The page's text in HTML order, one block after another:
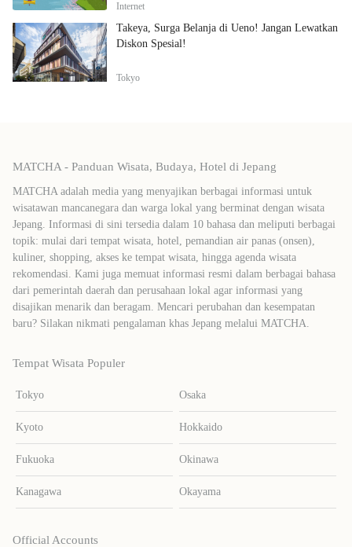
Internet
Takeya, Surga Belanja di Ueno! Jangan Lewatkan
Diskon Spesial!
Tokyo
MATCHA - Panduan Wisata, Budaya, Hotel di Jepang
MATCHA adalah media yang menyajikan berbagai informasi untuk
wisatawan mancanegara dan warga lokal yang berminat dengan wisata
Jepang. Informasi di sini tersedia dalam 10 bahasa dan meliputi berbagai
topik: mulai dari tempat wisata, hotel, pemandian air panas (onsen),
kuliner, shopping, akses ke tempat wisata, hingga agenda wisata
rekomendasi. Kami juga memuat informasi resmi dalam berbagai bahasa
dari pemerintah daerah dan perusahaan lokal agar informasi yang
disajikan menarik dan beragam. Mencari perubahan dan kesempatan
baru? Silakan nikmati pengalaman khas Jepang melalui MATCHA.
Tempat Wisata Populer
Tokyo Osaka
Kyoto Hokkaido
Fukuoka Okinawa
Kanagawa Okayama
Official Accounts